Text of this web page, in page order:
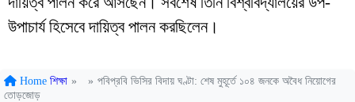
উপাচার্য হিসেবে দায়িত্ব পালন করছিলেন।
Home শিক্ষা » » পবিপ্রবি ভিসির বিদায় ঘণ্টা: শেষ মুহূর্তে ১০৪ জনকে অবৈধ নিয়োগের
তোড়জোড়